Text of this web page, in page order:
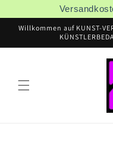
Inhalt
Willkommen auf KUNST-